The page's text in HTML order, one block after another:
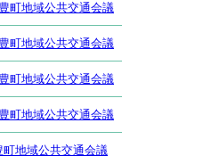
町地域公共交通会議
町地域公共交通会議
町地域公共交通会議
町地域公共交通会議
地域公共交通会議